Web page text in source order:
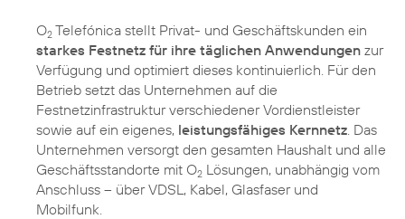
O2 Telefónica stellt Privat- und Geschäftskunden ein
starkes Festnetz für ihre täglichen Anwendungen zur
Verfügung und optimiert dieses kontinuierlich. Für den
Betrieb setzt das Unternehmen auf die
Festnetzinfrastruktur verschiedener Vordienstleister
sowie auf ein eigenes, leistungsfähiges Kernnetz . Das
Unternehmen versorgt den gesamten Haushalt und alle
Geschäftsstandorte mit O2 Lösungen, unabhängig vom
Anschluss – über VDSL, Kabel, Glasfaser und
Mobilfunk.